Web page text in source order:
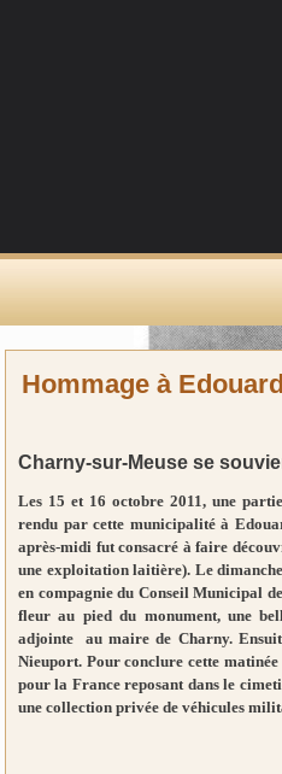
Hommage à
Charny-sur-Meuse se
Les 15 et 16 octobre 2011, une
rendu par cette municipalité à
après-midi fut consacré à faire
une exploitation laitière). Le
en compagnie du Conseil Municipal
fleur au pied du monument, une
adjointe au maire de Charny.
Nieuport. Pour conclure cette
pour la France reposant dans le
une collection privée de véhicules